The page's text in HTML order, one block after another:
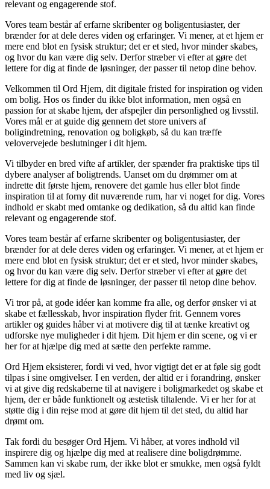
relevant og engagerende stof.
Vores team består af erfarne skribenter og boligentusiaster, der
brænder for at dele deres viden og erfaringer. Vi mener, at et hjem er
mere end blot en fysisk struktur; det er et sted, hvor minder skabes,
og hvor du kan være dig selv. Derfor stræber vi efter at gøre det
lettere for dig at finde de løsninger, der passer til netop dine behov.
Velkommen til Ord Hjem, dit digitale fristed for inspiration og viden
om bolig. Hos os finder du ikke blot information, men også en
passion for at skabe hjem, der afspejler din personlighed og livsstil.
Vores mål er at guide dig gennem det store univers af
boligindretning, renovation og boligkøb, så du kan træffe
velovervejede beslutninger i dit hjem.
Vi tilbyder en bred vifte af artikler, der spænder fra praktiske tips til
dybere analyser af boligtrends. Uanset om du drømmer om at
indrette dit første hjem, renovere det gamle hus eller blot finde
inspiration til at forny dit nuværende rum, har vi noget for dig. Vores
indhold er skabt med omtanke og dedikation, så du altid kan finde
relevant og engagerende stof.
Vores team består af erfarne skribenter og boligentusiaster, der
brænder for at dele deres viden og erfaringer. Vi mener, at et hjem er
mere end blot en fysisk struktur; det er et sted, hvor minder skabes,
og hvor du kan være dig selv. Derfor stræber vi efter at gøre det
lettere for dig at finde de løsninger, der passer til netop dine behov.
Vi tror på, at gode idéer kan komme fra alle, og derfor ønsker vi at
skabe et fællesskab, hvor inspiration flyder frit. Gennem vores
artikler og guides håber vi at motivere dig til at tænke kreativt og
udforske nye muligheder i dit hjem. Dit hjem er din scene, og vi er
her for at hjælpe dig med at sætte den perfekte ramme.
Ord Hjem eksisterer, fordi vi ved, hvor vigtigt det er at føle sig godt
tilpas i sine omgivelser. I en verden, der altid er i forandring, ønsker
vi at give dig redskaberne til at navigere i boligmarkedet og skabe et
hjem, der er både funktionelt og æstetisk tiltalende. Vi er her for at
støtte dig i din rejse mod at gøre dit hjem til det sted, du altid har
drømt om.
Tak fordi du besøger Ord Hjem. Vi håber, at vores indhold vil
inspirere dig og hjælpe dig med at realisere dine boligdrømme.
Sammen kan vi skabe rum, der ikke blot er smukke, men også fyldt
med liv og sjæl.